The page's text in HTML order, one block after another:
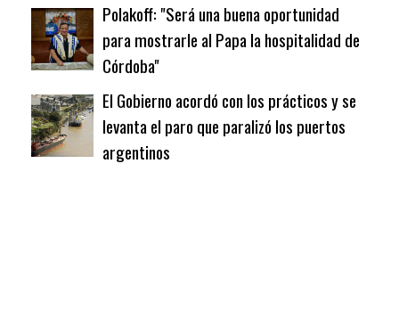
Polakoff: "Será una buena oportunidad
para mostrarle al Papa la hospitalidad de
Córdoba"
El Gobierno acordó con los prácticos y se
levanta el paro que paralizó los puertos
argentinos